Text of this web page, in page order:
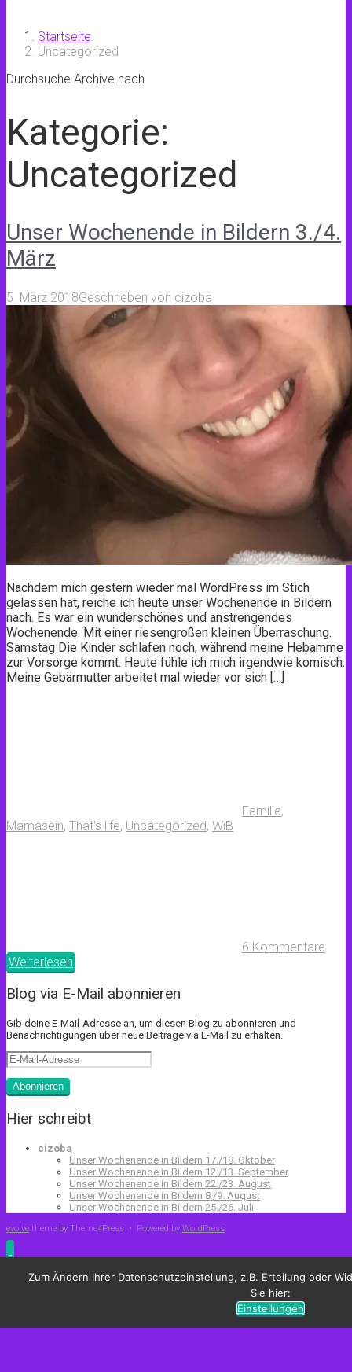
Startseite
Uncategorized
Durchsuche Archive nach
Kategorie:
Uncategorized
Unser Wochenende in Bildern 3./4.
März
5. März 2018Geschrieben von cizoba
Nachdem mich gestern wieder mal WordPress im Stich
gelassen hat, reiche ich heute unser Wochenende in Bildern
nach. Es war ein wunderschönes und anstrengendes
Wochenende. Mit einer riesengroßen kleinen Überraschung.
Samstag Die Kinder schlafen noch, während meine Hebamme
zur Vorsorge kommt. Heute fühle ich mich irgendwie komisch.
Meine Gebärmutter arbeitet mal wieder vor sich […]
Familie,
Mamasein, That's life, Uncategorized, WiB
6 Kommentare
Weiterlesen
Blog via E-Mail abonnieren
Gib deine E-Mail-Adresse an, um diesen Blog zu abonnieren und
Benachrichtigungen über neue Beiträge via E-Mail zu erhalten.
E-
Mail-
Adresse
Abonnieren
Hier schreibt
cizoba
Unser Wochenende in Bildern 17./18. Oktober
Unser Wochenende in Bildern 12./13. September
Unser Wochenende in Bildern 22./23. August
Unser Wochenende in Bildern 8./9. August
Unser Wochenende in Bildern 25./26. Juli
evolve theme by Theme4Press • Powered by WordPress
Zum Ändern Ihrer Datenschutzeinstellung, z.B. Erteilung oder
Sie hier:
Einstellungen